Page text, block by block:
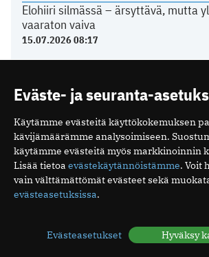
Elohiiri silmässä – ärsyttävä, mutta
vaaraton vaiva
15.07.2026 08:17
Yli 80 prosenttia
aivovammoista sattui humalassa
03.07.2026 10:39
Näiden oireiden vuoksi suomalaiset
lääkäriin
15.12.2025 08:19
Eväste- ja seuranta-
Käytämme evästeitä käyttökokemuksen
kävijämäärämme analysoimiseen.
käytämme evästeitä myös markkinoinnin
Lisää tietoa evästekäytännöistämme. Voit
vain välttämättömät evästeet sekä
evästeasetuksissa.
Evästeasetukset Hyväksy